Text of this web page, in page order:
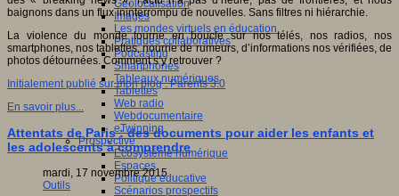
Géolocalisation
Images
Les mondes virtuels en éducation
Pratiques collaboratives
Podcasting
Smartphones
Tableaux numériques
Tablettes
Web radio
Webdocumentaire
eTwinning
Prospective
Ecosystème numérique
Espaces
Politique éducative
Scénarios prospectifs
baignons dans un flux ininterrompu de nouvelles. Sans filtres ni hiérarchie.
La violence du monde tourne en boucle sur nos télés, nos radios, nos
smartphones, nos tablettes, nourrie de rumeurs, d’informations nos vérifiées, de
photos détournées. Comment s’y retrouver ?
Initialement publié sur mon blog : Parents 3.0
En savoir plus...
Attentats de Paris : des documents pour aider les enfants et
les adolescents à comprendre
mardi, 17 novembre 2015
Outils